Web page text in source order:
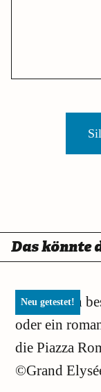
Das könnte
Neu getestet!